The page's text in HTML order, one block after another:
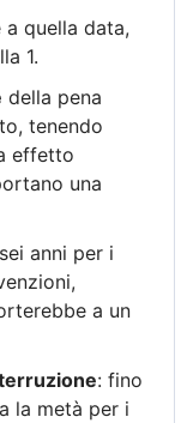
a quella data,
1.
della pena
tenendo
effetto
una
anni per i
a un
: fino
la metà per i